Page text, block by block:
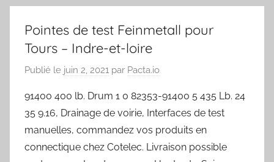
Pointes de test Feinmetall pour
Tours – Indre-et-loire
Publié le juin 2, 2021 par Pacta.io
91400 400 lb. Drum 1 0 82353-91400 5 435 Lb. 24
35 9.16, Drainage de voirie, Interfaces de test
manuelles, commandez vos produits en
connectique chez Cotelec. Livraison possible